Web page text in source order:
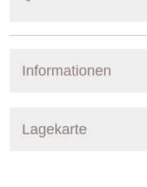
Informationen
Lagekarte